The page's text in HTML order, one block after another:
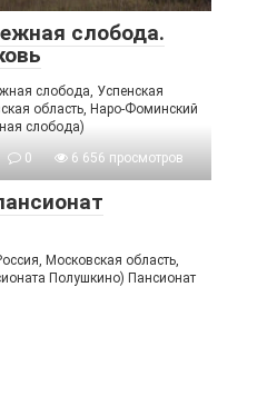
слобода.
слобода, Успенская
область, Наро-Фоминский
слобода)
0 6 656 просмотров
Московская область,
Полушкино) Пансионат